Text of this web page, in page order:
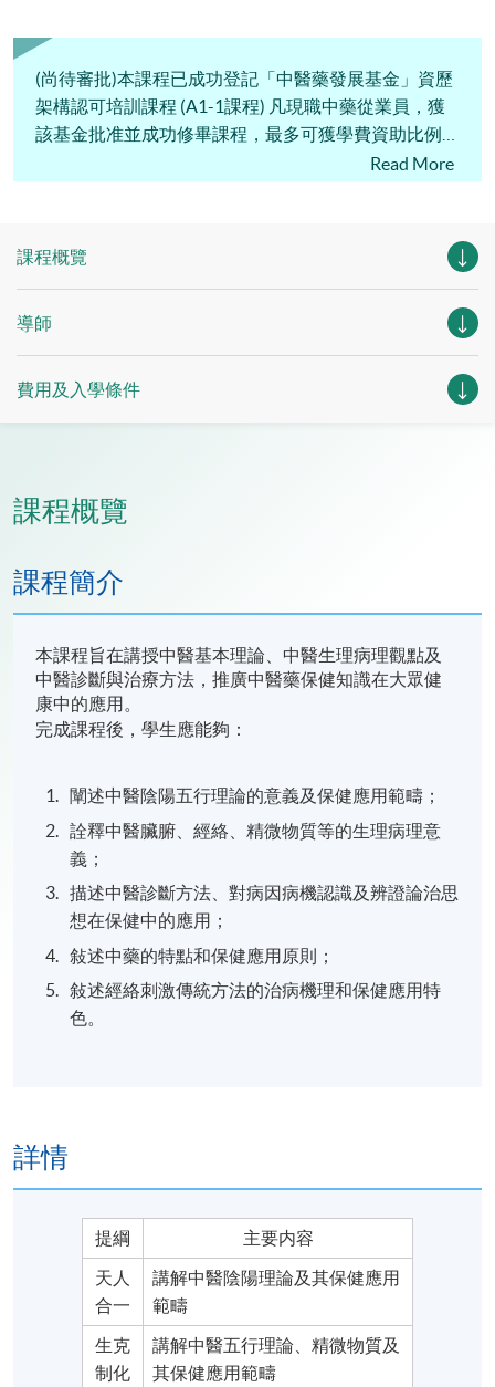
(尚待審批)本課程已成功登記「中醫藥發展基金」資歷
架構認可培訓課程 (A1-1課程) 凡現職中藥從業員，獲
該基金批准並成功修畢課程，最多可獲學費資助比例為
90%。申請資助詳情請向「中醫藥發展基金」查詢。
Read More
課程概覽
導師
費用及入學條件
課程概覽
課程簡介
本課程旨在講授中醫基本理論、中醫生理病理觀點及
中醫診斷與治療方法，推廣中醫藥保健知識在大眾健
康中的應用。
完成課程後，學生應能夠：
闡述中醫陰陽五行理論的意義及保健應用範疇；
詮釋中醫臟腑、經絡、精微物質等的生理病理意
義；
描述中醫診斷方法、對病因病機認識及辨證論治思
想在保健中的應用；
敍述中藥的特點和保健應用原則；
敍述經絡刺激傳統方法的治病機理和保健應用特
色。
詳情
提綱
主要内容
天人
合一
講解中醫陰陽理論及其保健應用
範疇
生克
制化
講解中醫五行理論、精微物質及
其保健應用範疇